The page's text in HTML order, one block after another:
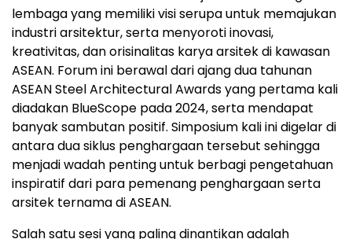
lembaga yang memiliki visi serupa untuk memajukan
industri arsitektur, serta menyoroti inovasi,
kreativitas, dan orisinalitas karya arsitek di kawasan
ASEAN. Forumini berawal dari ajang dua tahunan
ASEAN Steel Architectural Awards yang pertama kali
diadakan BlueScope pada 2024, serta mendapat
banyak sambutan positif. Simposium kali ini digelar di
antara dua siklus penghargaan tersebut sehingga
menjadi wadah penting untuk berbagi pengetahuan
inspiratif dari para pemenang penghargaan serta
arsitek ternama di ASEAN.
Salah satu sesi yang paling dinantikan adalah